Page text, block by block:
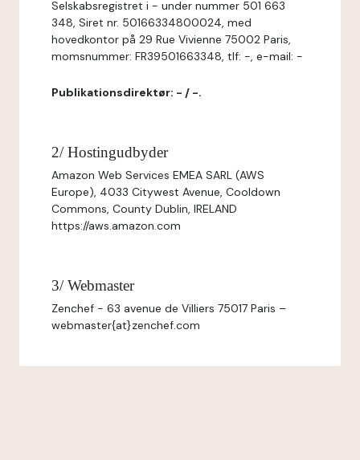
Selskabsregistret i - under nummer 501 663
348, Siret nr. 50166334800024, med
hovedkontor på 29 Rue Vivienne 75002 Paris,
momsnummer: FR39501663348, tlf: -, e-mail: -
Publikationsdirektør: - / -.
2/ Hostingudbyder
Amazon Web Services EMEA SARL (AWS
Europe), 4033 Citywest Avenue, Cooldown
Commons, County Dublin, IRELAND
https://aws.amazon.com
3/ Webmaster
Zenchef - 63 avenue de Villiers 75017 Paris –
webmaster{at}zenchef.com